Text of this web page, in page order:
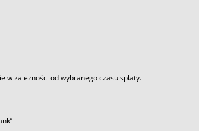
w zależności od wybranego czasu spłaty.